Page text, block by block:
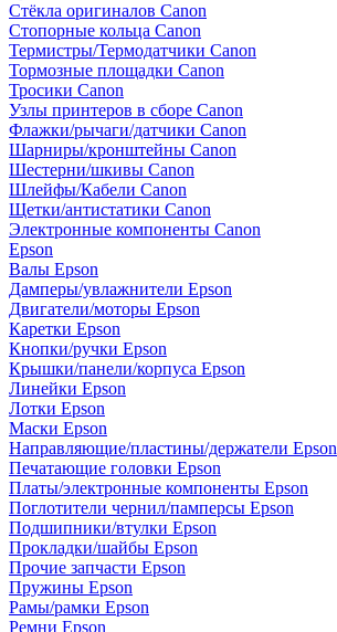
Стёкла оригиналов Canon
Стопорные кольца Canon
Термистры/Термодатчики Canon
Тормозные площадки Canon
Тросики Canon
Узлы принтеров в сборе Canon
Флажки/рычаги/датчики Canon
Шарниры/кронштейны Canon
Шестерни/шкивы Canon
Шлейфы/Кабели Canon
Щетки/антистатики Canon
Электронные компоненты Canon
Epson
Валы Epson
Дамперы/увлажнители Epson
Двигатели/моторы Epson
Каретки Epson
Кнопки/ручки Epson
Крышки/панели/корпуса Epson
Линейки Epson
Лотки Epson
Маски Epson
Направляющие/пластины/держатели Epson
Печатающие головки Epson
Платы/электронные компоненты Epson
Поглотители чернил/памперсы Epson
Подшипники/втулки Epson
Прокладки/шайбы Epson
Прочие запчасти Epson
Пружины Epson
Рамы/рамки Epson
Ремни Epson